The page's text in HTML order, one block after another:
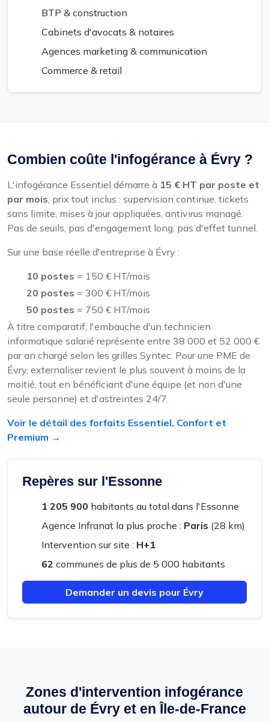
BTP & construction
Cabinets d'avocats & notaires
Agences marketing & communication
Commerce & retail
Combien coûte l'infogérance à Évry ?
L'infogérance Essentiel démarre à 15 € HT par poste et
par mois , prix tout inclus : supervision continue, tickets
sans limite, mises à jour appliquées, antivirus managé.
Pas de seuils, pas d'engagement long, pas d'effet tunnel.
Sur une base réelle d'entreprise à Évry :
10 postes = 150 € HT/mois
20 postes = 300 € HT/mois
50 postes = 750 € HT/mois
À titre comparatif, l'embauche d'un technicien
informatique salarié représente entre 38 000 et 52 000 €
par an chargé selon les grilles Syntec. Pour une PME de
Évry, externaliser revient le plus souvent à moins de la
moitié, tout en bénéficiant d'une équipe (et non d'une
seule personne) et d'astreintes 24/7.
Voir le détail des forfaits Essentiel, Confort et
Premium →
Repères sur l'Essonne
1 205 900 habitants au total dans l'Essonne
Agence Infranat la plus proche : Paris (28 km)
Intervention sur site : H+1
62 communes de plus de 5 000 habitants
Demander un devis pour Évry
Zones d'intervention infogérance
autour de Évry et en Île-de-France